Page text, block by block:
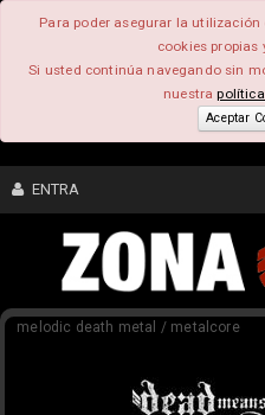
Para poder asegurar la
cookies propias
Si usted continúa navegando sin
nuestra
Aceptar
ENTRA
CONTENIDO
FEEEDBACK
melodic death metal / metalcore